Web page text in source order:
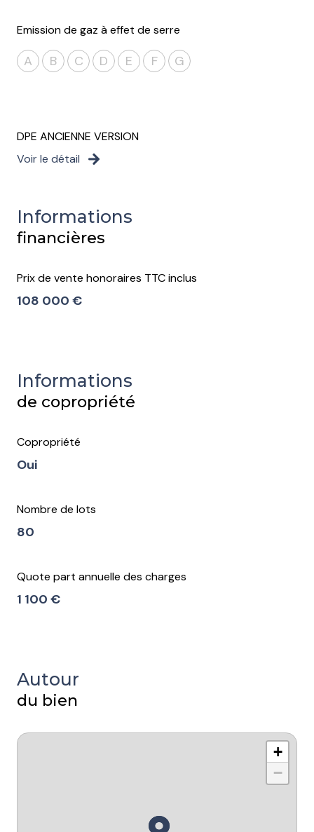
Emission de gaz à effet de serre
A B C D E F G
DPE ANCIENNE VERSION
Voir le détail
Informations
financières
Prix de vente honoraires TTC inclus
108 000 €
Informations
de copropriété
Copropriété
Oui
Nombre de lots
80
Quote part annuelle des charges
1 100 €
Autour
du bien
+
−